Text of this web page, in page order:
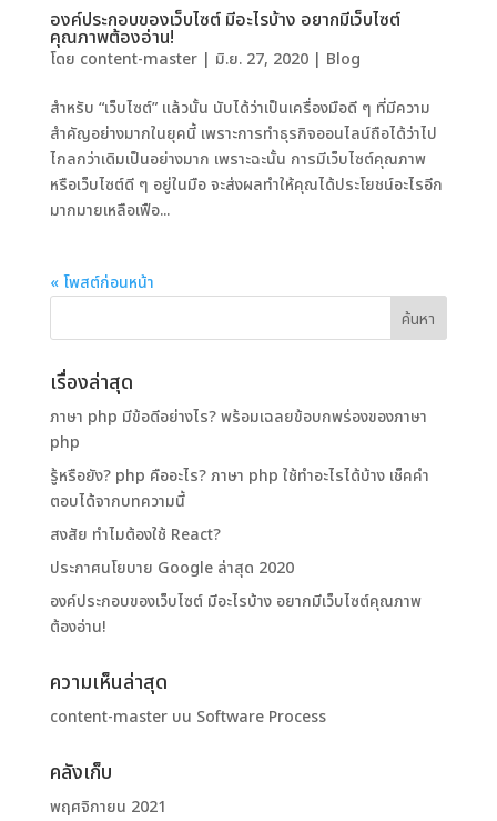
องค์ประกอบของเว็บไซต์ มีอะไรบ้าง อยากมีเว็บไซต์
คุณภาพต้องอ่าน!
โดย content-master| มิ.ย. 27, 2020| Blog
สำหรับ “เว็บไซต์” แล้วนั้น นับได้ว่าเป็นเครื่องมือดี ๆ ที่มีความ
สำคัญอย่างมากในยุคนี้ เพราะการทำธุรกิจออนไลน์ถือได้ว่าไป
ไกลกว่าเดิมเป็นอย่างมาก เพราะฉะนั้น การมีเว็บไซต์คุณภาพ
หรือเว็บไซต์ดี ๆ อยู่ในมือ จะส่งผลทำให้คุณได้ประโยชน์อะไรอีก
มากมายเหลือเฟือ...
« โพสต์ก่อนหน้า
เรื่องล่าสุด
ภาษา php มีข้อดีอย่างไร? พร้อมเฉลยข้อบกพร่องของภาษา
php
รู้หรือยัง? php คืออะไร? ภาษา php ใช้ทําอะไรได้บ้าง เช็คคำ
ตอบได้จากบทความนี้
สงสัย ทำไมต้องใช้ React?
ประกาศนโยบาย Google ล่าสุด 2020
องค์ประกอบของเว็บไซต์ มีอะไรบ้าง อยากมีเว็บไซต์คุณภาพ
ต้องอ่าน!
ความเห็นล่าสุด
content-masterบน Software Process
คลังเก็บ
พฤศจิกายน 2021